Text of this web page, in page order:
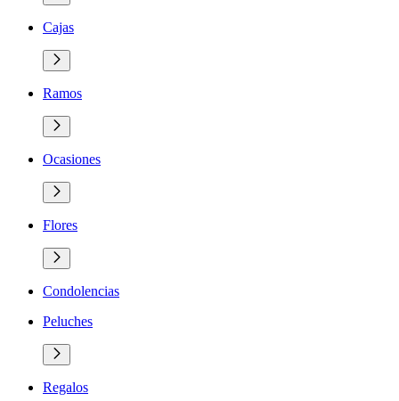
Cajas
Ramos
Ocasiones
Flores
Condolencias
Peluches
Regalos